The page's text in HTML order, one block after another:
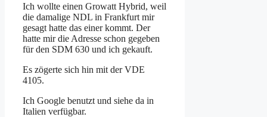
Ich wollte einen Growatt Hybrid, weil
die damalige NDL in Frankfurt mir
gesagt hatte das einer kommt. Der
hatte mir die Adresse schon gegeben
für den SDM 630 und ich gekauft.
Es zögerte sich hin mit der VDE
4105.
Ich Google benutzt und siehe da in
Italien verfügbar.